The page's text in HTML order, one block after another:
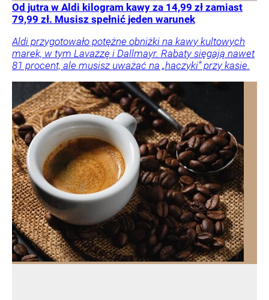
Od jutra w Aldi kilogram kawy za 14,99 zł zamiast
79,99 zł. Musisz spełnić jeden warunek
Aldi przygotowało potężne obniżki na kawy kultowych
marek, w tym Lavazzę i Dallmayr. Rabaty sięgają nawet
81 procent, ale musisz uważać na „haczyki” przy kasie.